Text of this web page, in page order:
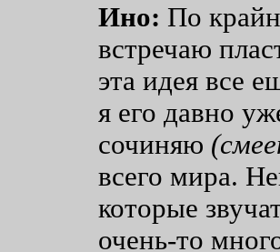
Ино: По
встречаю
эта идея все
я его давно
сочиняю
всего мира.
которые
очень-то